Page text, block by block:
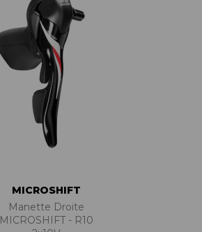
MICROSHIFT
Manette Droite
MICROSHIFT - R10